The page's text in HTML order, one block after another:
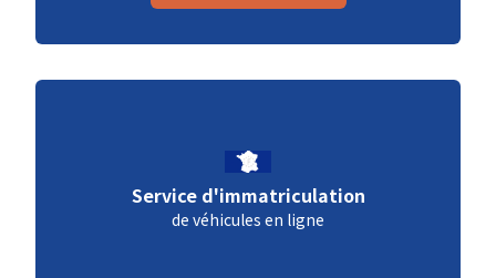
Service d'immatriculation
de véhicules en ligne